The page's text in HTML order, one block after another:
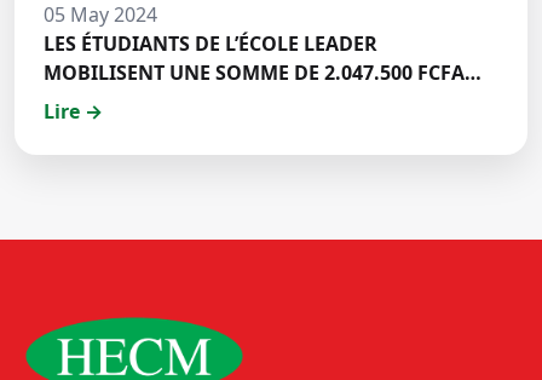
05 May 2024
LES ÉTUDIANTS DE L’ÉCOLE LEADER
MOBILISENT UNE SOMME DE 2.047.500 FCFA
POUR LE FONDS ZÉRO PALU:DISCOURS DE M.
DE HECM
Lire →